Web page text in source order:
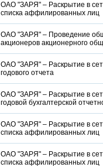
ОАО "ЗАРЯ" – Раскрытие в
списка аффилированных
ОАО "ЗАРЯ" – Проведение
акционеров акционерного
ОАО "ЗАРЯ" – Раскрытие в
годового отчета
ОАО "ЗАРЯ" – Раскрытие в
годовой бухгалтерской
ОАО "ЗАРЯ" – Раскрытие в
списка аффилированных
ОАО "ЗАРЯ" – Раскрытие в
списка аффилированных